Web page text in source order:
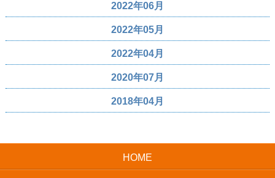
2022年06月
2022年05月
2022年04月
2020年07月
2018年04月
HOME